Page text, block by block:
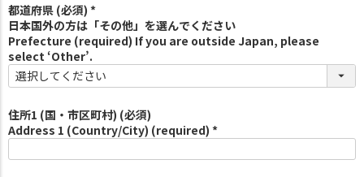
都道府県 (必須) *
日本国外の方は「その他」を選んでください
Prefecture (required) If you are outside Japan, please
select ‘Other’.
住所1 (国・市区町村) (必須)
Address 1 (Country/City) (required) *